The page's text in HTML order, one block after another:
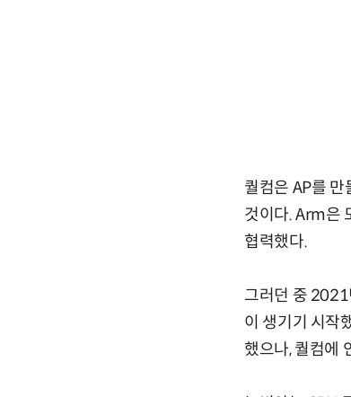
퀄컴은 AP를
것이다. Arm은
협력했다.
그러던 중
이 생기기 시작
했으나, 퀄컴에